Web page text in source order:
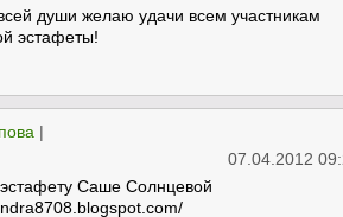
души желаю удачи всем участникам
эстафеты!
|
07.04.2012
Саше Солнцевой